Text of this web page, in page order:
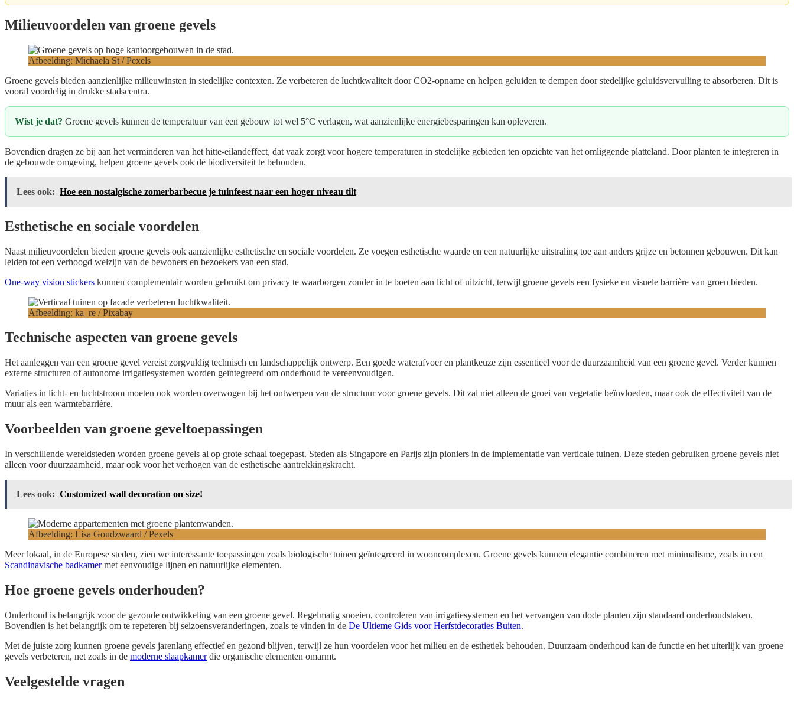
Milieuvoordelen van groene gevels
Afbeelding: Michaela St / Pexels
Groene gevels bieden aanzienlijke milieuwinsten in stedelijke contexten. Ze verbeteren de luchtkwaliteit door CO2-opname en helpen geluiden te dempen door stedelijke geluidsvervuiling te absorberen. Dit is
vooral voordelig in drukke stadscentra.
Wist je dat? Groene gevels kunnen de temperatuur van een gebouw tot wel 5°C verlagen, wat aanzienlijke energiebesparingen kan opleveren.
Bovendien dragen ze bij aan het verminderen van het hitte-eilandeffect, dat vaak zorgt voor hogere temperaturen in stedelijke gebieden ten opzichte van het omliggende platteland. Door planten te integreren in
de gebouwde omgeving, helpen groene gevels ook de biodiversiteit te behouden.
Lees ook: Hoe een nostalgische zomerbarbecue je tuinfeest naar een hoger niveau tilt
Esthetische en sociale voordelen
Naast milieuvoordelen bieden groene gevels ook aanzienlijke esthetische en sociale voordelen. Ze voegen esthetische waarde en een natuurlijke uitstraling toe aan anders grijze en betonnen gebouwen. Dit kan
leiden tot een verhoogd welzijn van de bewoners en bezoekers van een stad.
One-way vision stickers kunnen complementair worden gebruikt om privacy te waarborgen zonder in te boeten aan licht of uitzicht, terwijl groene gevels een fysieke en visuele barrière van groen bieden.
Afbeelding: ka_re / Pixabay
Technische aspecten van groene gevels
Het aanleggen van een groene gevel vereist zorgvuldig technisch en landschappelijk ontwerp. Een goede waterafvoer en plantkeuze zijn essentieel voor de duurzaamheid van een groene gevel. Verder kunnen
externe structuren of autonome irrigatiesystemen worden geïntegreerd om onderhoud te vereenvoudigen.
Variaties in licht- en luchtstroom moeten ook worden overwogen bij het ontwerpen van de structuur voor groene gevels. Dit zal niet alleen de groei van vegetatie beïnvloeden, maar ook de effectiviteit van de
muur als een warmtebarrière.
Voorbeelden van groene geveltoepassingen
In verschillende wereldsteden worden groene gevels al op grote schaal toegepast. Steden als Singapore en Parijs zijn pioniers in de implementatie van verticale tuinen. Deze steden gebruiken groene gevels niet
alleen voor duurzaamheid, maar ook voor het verhogen van de esthetische aantrekkingskracht.
Lees ook: Customized wall decoration on size!
Afbeelding: Lisa Goudzwaard / Pexels
Meer lokaal, in de Europese steden, zien we interessante toepassingen zoals biologische tuinen geïntegreerd in wooncomplexen. Groene gevels kunnen elegantie combineren met minimalisme, zoals in een
Scandinavische badkamermet eenvoudige lijnen en natuurlijke elementen.
Hoe groene gevels onderhouden?
Onderhoud is belangrijk voor de gezonde ontwikkeling van een groene gevel. Regelmatig snoeien, controleren van irrigatiesystemen en het vervangen van dode planten zijn standaard onderhoudstaken.
Bovendien is het belangrijk om te repeteren bij seizoensveranderingen, zoals te vinden in de De Ultieme Gids voor Herfstdecoraties Buiten.
Met de juiste zorg kunnen groene gevels jarenlang effectief en gezond blijven, terwijl ze hun voordelen voor het milieu en de esthetiek behouden. Duurzaam onderhoud kan de functie en het uiterlijk van groene
gevels verbeteren, net zoals in de moderne slaapkamerdie organische elementen omarmt.
Veelgestelde vragen